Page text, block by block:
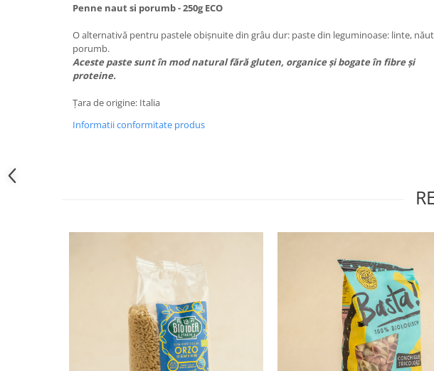
Penne naut si porumb - 250g ECO
O alternativă pentru pastele obișnuite din grâu dur: paste din leguminoase: linte,
porumb.
Aceste paste sunt în mod natural fără gluten, organice și bogate în fibre și
proteine.
Țara de origine: Italia
Informatii conformitate produs